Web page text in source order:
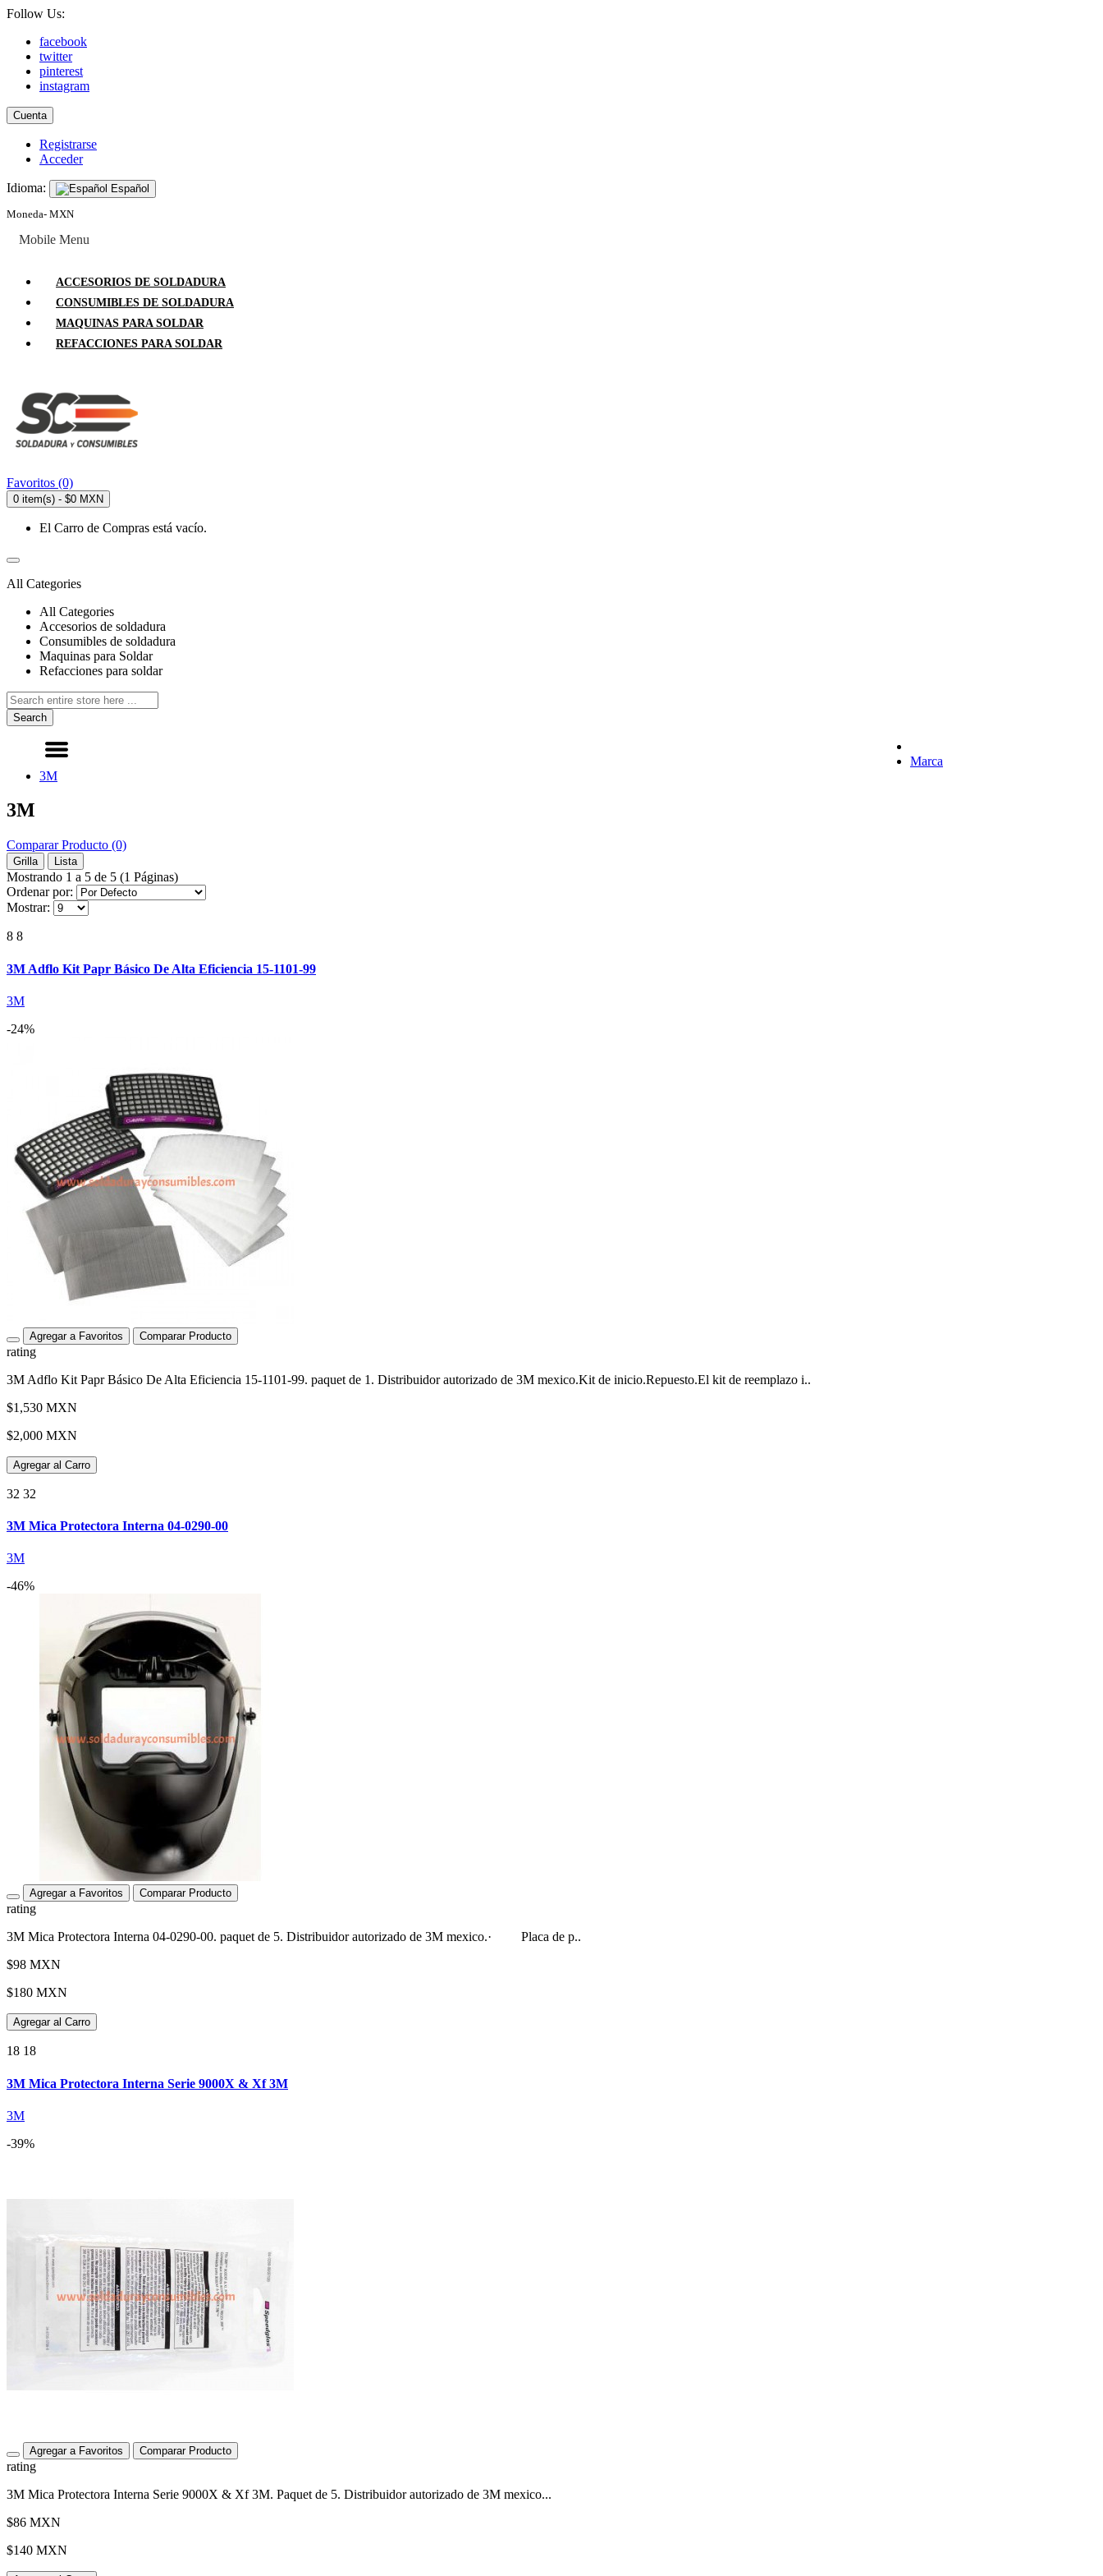
Follow Us:
facebook
twitter
pinterest
instagram
Cuenta
Registrarse
Acceder
Idioma: Español
Moneda- MXN
Mobile Menu
ACCESORIOS DE SOLDADURA
CONSUMIBLES DE SOLDADURA
MAQUINAS PARA SOLDAR
REFACCIONES PARA SOLDAR
Favoritos (0)
0 item(s) - $0 MXN
El Carro de Compras está vacío.
All Categories
All Categories
Accesorios de soldadura
Consumibles de soldadura
Maquinas para Soldar
Refacciones para soldar
Search
REFACCIONES PARA SOLDAR
Marca
3M
3M
Comparar Producto (0)
Grilla Lista
Mostrando 1 a 5 de 5 (1 Páginas)
Ordenar por:
Mostrar:
8 8
3M Adflo Kit Papr Básico De Alta Eficiencia 15-1101-99
3M
-24%
Agregar a Favoritos Comparar Producto
rating
3M Adflo Kit Papr Básico De Alta Eficiencia 15-1101-99. paquet de 1. Distribuidor autorizado de 3M mexico.Kit de inicio.Repuesto.El kit de reemplazo i..
$1,530 MXN
$2,000 MXN
Agregar al Carro
32 32
3M Mica Protectora Interna 04-0290-00
3M
-46%
Agregar a Favoritos Comparar Producto
rating
3M Mica Protectora Interna 04-0290-00. paquet de 5. Distribuidor autorizado de 3M mexico. · Placa de p..
$98 MXN
$180 MXN
Agregar al Carro
18 18
3M Mica Protectora Interna Serie 9000X & Xf 3M
3M
-39%
Agregar a Favoritos Comparar Producto
rating
3M Mica Protectora Interna Serie 9000X & Xf 3M. Paquet de 5. Distribuidor autorizado de 3M mexico...
$86 MXN
$140 MXN